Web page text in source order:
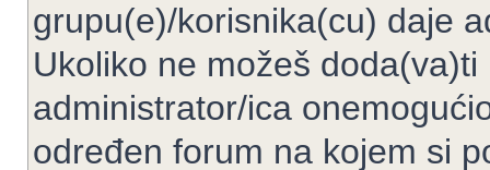
grupu(e)/korisnika(cu) daje
Ukoliko ne možeš
administrator/ica
određen forum na kojem si